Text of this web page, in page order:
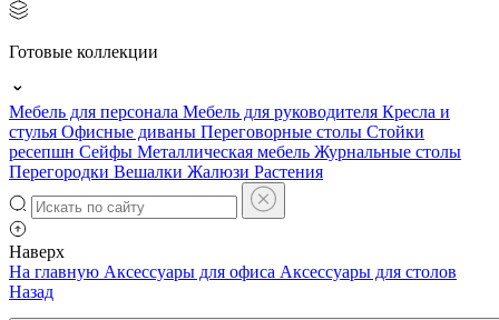
Готовые коллекции
Мебель для персонала Мебель для руководителя Кресла и
стулья Офисные диваны Переговорные столы Стойки
ресепшн Сейфы Металлическая мебель Журнальные столы
Перегородки Вешалки Жалюзи Растения
Наверх
На главную Аксессуары для офиса Аксессуары для столов
Назад